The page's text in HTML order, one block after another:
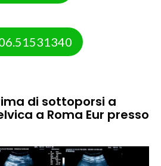
di sottoporsi a
a Roma Eur presso